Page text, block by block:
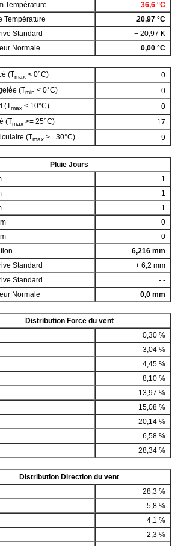
Température
36,6 °C
Température
20,97 °C
Standard
+ 20,97 K
Normale
0,00 °C
(Tmax< 0°C)
0
(Tmin < 0°C)
0
(Tmax< 10°C)
0
(Tmax>= 25°C)
17
(Tmax>= 30°C) 9
Pluie Jours
1
1
1
0
0
6,216 mm
Standard
+ 6,2 mm
Standard
- -
Normale
0,0 mm
Distribution Force du vent
0,30 %
3,04 %
4,45 %
8,10 %
13,97 %
15,08 %
20,14 %
6,58 %
28,34 %
Distribution Direction du vent
28,3 %
5,8 %
4,1 %
2,3 %